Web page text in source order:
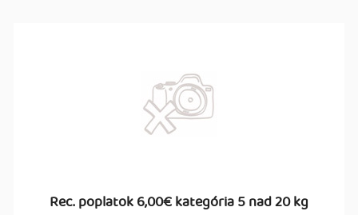
Rec. poplatok 6,00€ kategória 5 nad 20 kg